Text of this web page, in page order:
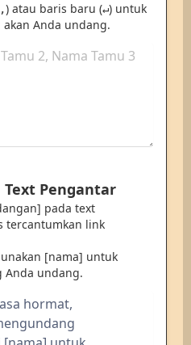
,) atau baris baru (↵) untuk
Anda undang.
Pengantar
pada text
tercantumkan link
[nama] untuk
Anda undang.